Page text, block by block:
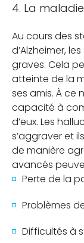
4. La
Au cours des
d’Alzheimer,
graves. Cela
atteinte de la
ses amis. À ce
capacité à
d’eux. Les
s’aggraver et
de manière
avancés
Perte de la
Problèmes
Difficultés à